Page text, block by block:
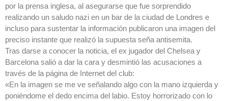
por la prensa inglesa, al asegurarse que fue sorprendido
realizando un saludo nazi en un bar de la ciudad de Londres e
incluso para sustentar la información publicaron una imagen del
preciso instante que realizó la supuesta seña antisemita.
Tras darse a conocer la noticia, el ex jugador del Chelsea y
Barcelona salió a dar la cara y desmintió las acusaciones a
través de la página de Internet del club:
«En la imagen se me ve señalando algo con la mano izquierda y
poniéndome el dedo encima del labio. Estoy horrorizado con lo